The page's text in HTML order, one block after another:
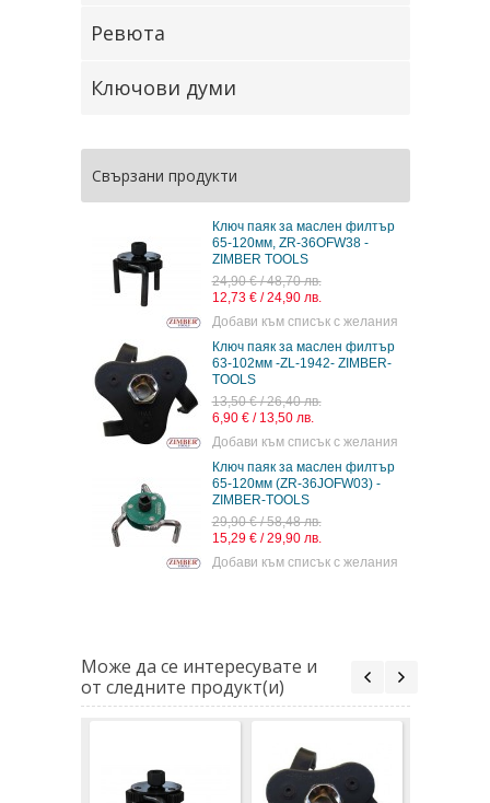
Ревюта
Ключови думи
Свързани продукти
Ключ паяк за маслен филтър
65-120мм, ZR-36OFW38 -
ZIMBER TOOLS
24,90 € / 48,70 лв.
12,73 € / 24,90 лв.
Добави към списък с желания
Ключ паяк за маслен филтър
63-102мм -ZL-1942- ZIMBER-
TOOLS
13,50 € / 26,40 лв.
6,90 € / 13,50 лв.
Добави към списък с желания
Ключ паяк за маслен филтър
65-120мм (ZR-36JOFW03) -
ZIMBER-TOOLS
29,90 € / 58,48 лв.
15,29 € / 29,90 лв.
Добави към списък с желания
Може да се интересувате и
от следните продукт(и)